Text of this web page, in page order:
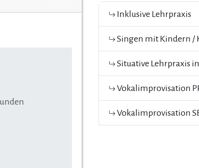
Inklusive Lehrpraxis
Singen mit Kindern
Situative Lehrpraxis
Vokalimprovisation
Vokalimprovisation